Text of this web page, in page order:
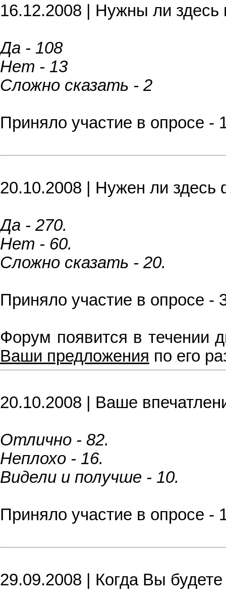
16.12.2008 | Нужны ли здесь
Да - 108
Нет - 13
Сложно сказать - 2
Приняло участие в опросе -
20.10.2008 | Нужен ли здесь
Да - 270.
Нет - 60.
Сложно сказать - 20.
Приняло участие в опросе -
Форум появится в течении
Ваши предложения по его
20.10.2008 | Ваше
Отлично - 82.
Неплохо - 16.
Видели и получше - 10.
Приняло участие в опросе -
29.09.2008 | Когда Вы